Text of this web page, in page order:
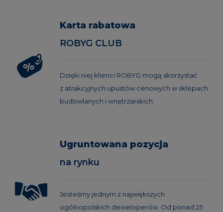
Karta rabatowa
ROBYG CLUB
Dzięki niej klienci ROBYG mogą skorzystać
z atrakcyjnych upustów cenowych w sklepach
budowlanych i wnętrzarskich.
Ugruntowana pozycja
na rynku
Jesteśmy jednym z największych
ogólnopolskich deweloperów. Od ponad 25